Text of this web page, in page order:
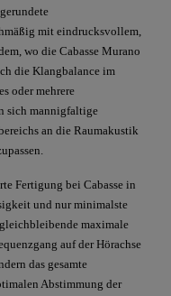
mit eindrucksvollem,
wo die Cabasse Murano
die Klangbalance im
oder mehrere
sich mannigfaltige
an die Raumakustik
Fertigung bei Cabasse in
und nur minimalste
maximale
auf der Hörachse
das gesamte
Abstimmung der